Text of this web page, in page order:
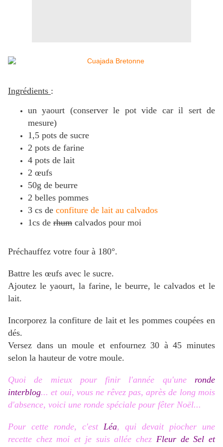
Ingrédients :
un yaourt (conserver le pot vide car il sert de
mesure)
1,5 pots de sucre
2 pots de farine
4 pots de lait
2 œufs
50g de beurre
2 belles pommes
3 cs de confiture de lait au calvados
1cs de rhum calvados pour moi
Préchauffez votre four à 180°.
Battre les œufs avec le sucre.
Ajoutez le yaourt, la farine, le beurre, le calvados et le
lait.
Incorporez la confiture de lait et les pommes coupées en
dés.
Versez dans un moule et enfournez 30 à 45 minutes
selon la hauteur de votre moule.
Quoi de mieux pour finir l'année qu'une ronde
interblog... et oui, vous ne rêvez pas, après de long mois
d'absence, voici une ronde spéciale pour fêter Noël...
Pour cette ronde, c'est Léa, qui devait piocher une
recette chez moi et je suis allée chez Fleur de Sel et